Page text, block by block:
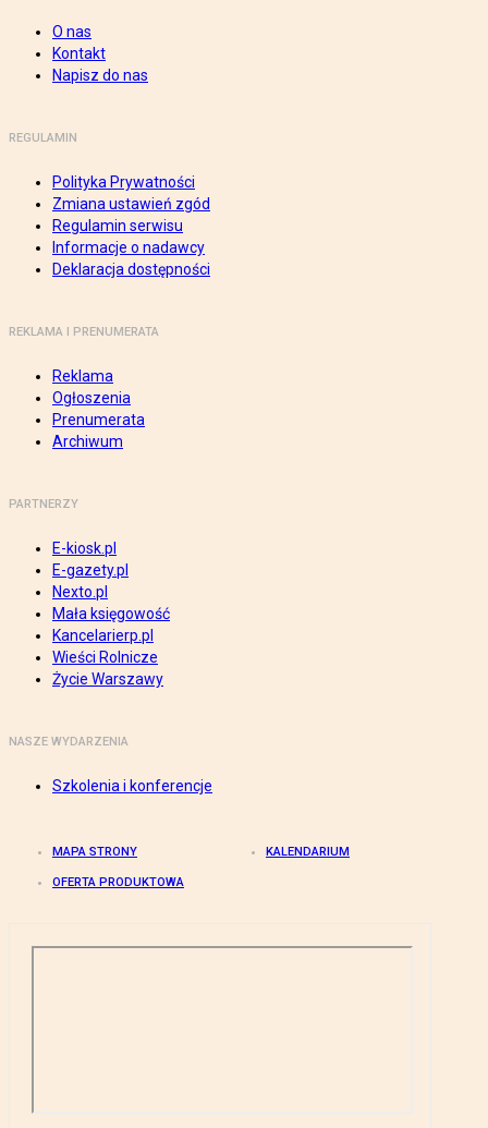
O nas
Kontakt
Napisz do nas
REGULAMIN
Polityka Prywatności
Zmiana ustawień zgód
Regulamin serwisu
Informacje o nadawcy
Deklaracja dostępności
REKLAMA I PRENUMERATA
Reklama
Ogłoszenia
Prenumerata
Archiwum
PARTNERZY
E-kiosk.pl
E-gazety.pl
Nexto.pl
Mała księgowość
Kancelarierp.pl
Wieści Rolnicze
Życie Warszawy
NASZE WYDARZENIA
Szkolenia i konferencje
MAPA STRONY KALENDARIUM
OFERTA PRODUKTOWA